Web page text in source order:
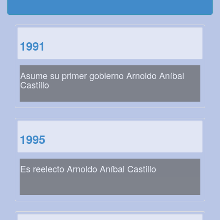
1991
Asume su primer gobierno Arnoldo Aníbal
Castillo
1995
Es reelecto Arnoldo Aníbal Castillo